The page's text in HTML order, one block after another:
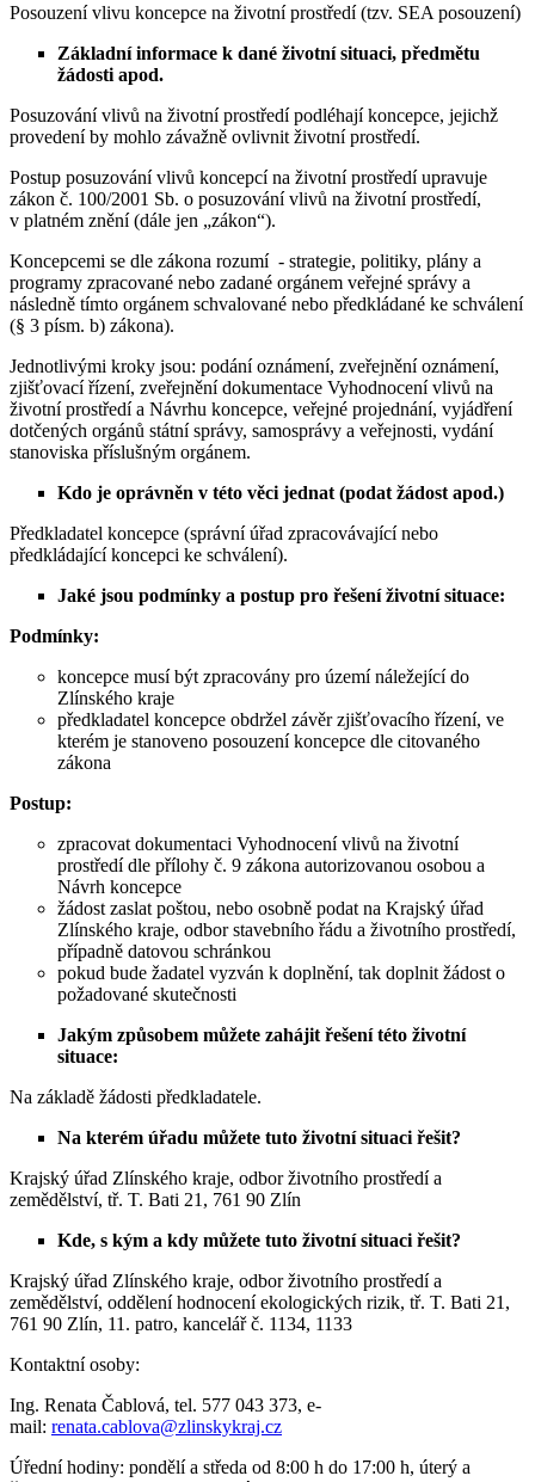
Posouzení vlivu koncepce na životní prostředí (tzv. SEA posouzení)
Základní informace k dané životní situaci, předmětu
žádosti apod.
Posuzování vlivů na životní prostředí podléhají koncepce, jejichž
provedení by mohlo závažně ovlivnit životní prostředí.
Postup posuzování vlivů koncepcí na životní prostředí upravuje
zákon č. 100/2001 Sb. o posuzování vlivů na životní prostředí,
v platném znění (dále jen „zákon“).
Koncepcemi se dle zákona rozumí - strategie, politiky, plány a
programy zpracované nebo zadané orgánem veřejné správy a
následně tímto orgánem schvalované nebo předkládané ke schválení
(§ 3 písm. b) zákona).
Jednotlivými kroky jsou: podání oznámení, zveřejnění oznámení,
zjišťovací řízení, zveřejnění dokumentace Vyhodnocení vlivů na
životní prostředí a Návrhu koncepce, veřejné projednání, vyjádření
dotčených orgánů státní správy, samosprávy a veřejnosti, vydání
stanoviska příslušným orgánem.
Kdo je oprávněn v této věci jednat (podat žádost apod.)
Předkladatel koncepce (správní úřad zpracovávající nebo
předkládající koncepci ke schválení).
Jaké jsou podmínky a postup pro řešení životní situace:
Podmínky:
koncepce musí být zpracovány pro území náležející do
Zlínského kraje
předkladatel koncepce obdržel závěr zjišťovacího řízení, ve
kterém je stanoveno posouzení koncepce dle citovaného
zákona
Postup:
zpracovat dokumentaci Vyhodnocení vlivů na životní
prostředí dle přílohy č. 9 zákona autorizovanou osobou a
Návrh koncepce
žádost zaslat poštou, nebo osobně podat na Krajský úřad
Zlínského kraje, odbor stavebního řádu a životního prostředí,
případně datovou schránkou
pokud bude žadatel vyzván k doplnění, tak doplnit žádost o
požadované skutečnosti
Jakým způsobem můžete zahájit řešení této životní
situace:
Na základě žádosti předkladatele.
Na kterém úřadu můžete tuto životní situaci řešit?
Krajský úřad Zlínského kraje, odbor životního prostředí a
zemědělství, tř. T. Bati 21, 761 90 Zlín
Kde, s kým a kdy můžete tuto životní situaci řešit?
Krajský úřad Zlínského kraje, odbor životního prostředí a
zemědělství, oddělení hodnocení ekologických rizik, tř. T. Bati 21,
761 90 Zlín, 11. patro, kancelář č. 1134, 1133
Kontaktní osoby:
Ing. Renata Čablová, tel. 577 043 373, e-
mail: renata.cablova@zlinskykraj.cz
Úřední hodiny: pondělí a středa od 8:00 h do 17:00 h, úterý a